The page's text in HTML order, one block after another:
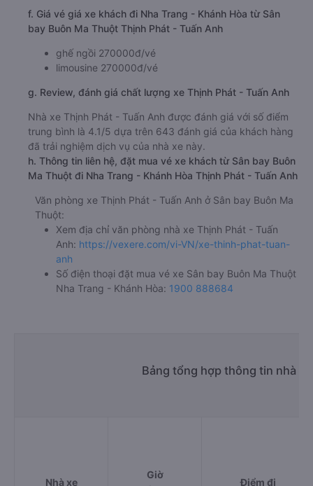
f. Giá vé giá xe khách đi Nha Trang - Khánh Hòa từ Sân
bay Buôn Ma Thuột Thịnh Phát - Tuấn Anh
ghế ngồi 270000đ/vé
limousine 270000đ/vé
g. Review, đánh giá chất lượng xe Thịnh Phát - Tuấn Anh
Nhà xe Thịnh Phát - Tuấn Anh được đánh giá với số điểm
trung bình là 4.1/5 dựa trên 643 đánh giá của khách hàng
đã trải nghiệm dịch vụ của nhà xe này.
h. Thông tin liên hệ, đặt mua vé xe khách từ Sân bay Buôn
Ma Thuột đi Nha Trang - Khánh Hòa Thịnh Phát - Tuấn Anh
Văn phòng xe Thịnh Phát - Tuấn Anh ở Sân bay Buôn Ma
Thuột:
Xem địa chỉ văn phòng nhà xe Thịnh Phát - Tuấn
Anh: https://vexere.com/vi-VN/xe-thinh-phat-tuan-
anh
Số điện thoại đặt mua vé xe Sân bay Buôn Ma Thuột
Nha Trang - Khánh Hòa: 1900 888684
Bảng tổng hợp thông tin nhà
Nhà xe
Giờ
Điểm đi